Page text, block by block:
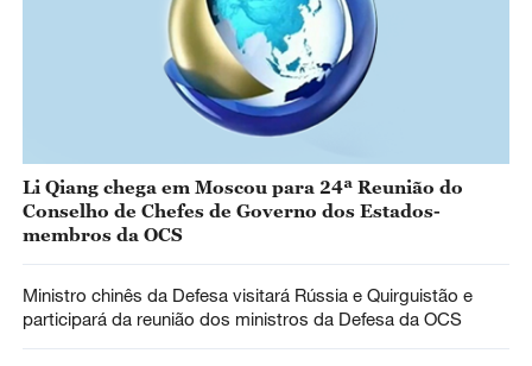
Li Qiang chega em Moscou para 24ª Reunião do
Conselho de Chefes de Governo dos Estados-
membros da OCS
Ministro chinês da Defesa visitará Rússia e Quirguistão e
participará da reunião dos ministros da Defesa da OCS